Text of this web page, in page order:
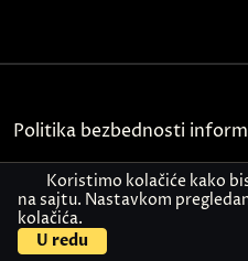
Politika bezbednosti
Kontakt
© Akademija Oxford 2026.
Koristimo kolačiće kako
na sajtu. Nastavkom
kolačića.
U redu